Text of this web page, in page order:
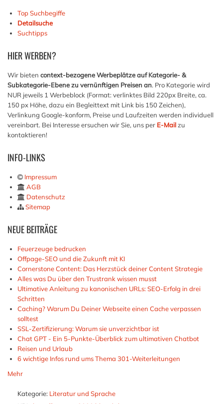
Top Suchbegiffe
Detailsuche
Suchtipps
HIERWERBEN?
Wir bieten context-bezogene Werbeplätze auf Kategorie- &
Subkategorie-Ebene zu vernünftigen Preisen an. Pro Kategorie wird
NUR jeweils 1 Werbeblock (Format: verlinktes Bild 220px Breite, ca.
150 px Höhe, dazu ein Begleittext mit Link bis 150 Zeichen),
Verlinkung Google-konform, Preise und Laufzeiten werden individuell
vereinbart. Bei Interesse ersuchen wir Sie, uns per E-Mailzu
kontaktieren!
INFO-LINKS
Impressum
AGB
Datenschutz
Sitemap
NEUEBEITRÄGE
Feuerzeuge bedrucken
Offpage-SEO und die Zukunft mit KI
Cornerstone Content: Das Herzstück deiner Content Strategie
Alles was Du über den Trustrank wissen musst
Ultimative Anleitung zu kanonischen URLs: SEO-Erfolg in drei
Schritten
Caching? Warum Du Deiner Webseite einen Cache verpassen
solltest
SSL-Zertifizierung: Warum sie unverzichtbar ist
Chat GPT - Ein 5-Punkte-Überblick zum ultimativen Chatbot
Reisen und Urlaub
6 wichtige Infos rund ums Thema 301-Weiterleitungen
Mehr
Kategorie: Literatur und Sprache